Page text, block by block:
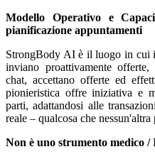
Modello Operativo e
pianificazione appuntamenti
StrongBody AI è il luogo in cui
inviano proattivamente
chat, accettano offerte ed
pionieristica offre iniziativa e
parti, adattandosi alle
reale – qualcosa che
Non è uno strumento medico /